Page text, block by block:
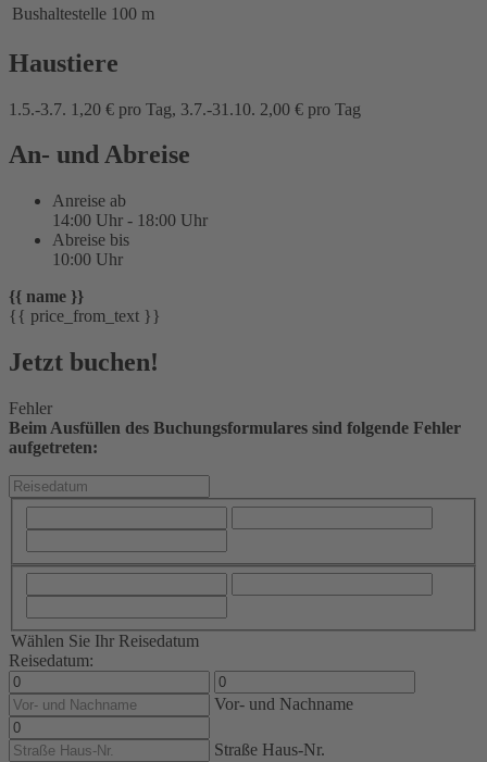
Bushaltestelle 100 m
Haustiere
1.5.-3.7. 1,20 € pro Tag, 3.7.-31.10. 2,00 € pro Tag
An- und Abreise
Anreise ab
14:00 Uhr - 18:00 Uhr
Abreise bis
10:00 Uhr
{{ name }}
{{ price_from_text }}
Jetzt buchen!
Fehler
Beim Ausfüllen des Buchungsformulares sind folgende Fehler
aufgetreten:
Wählen Sie Ihr Reisedatum
Reisedatum:
Vor- und Nachname
Straße Haus-Nr.